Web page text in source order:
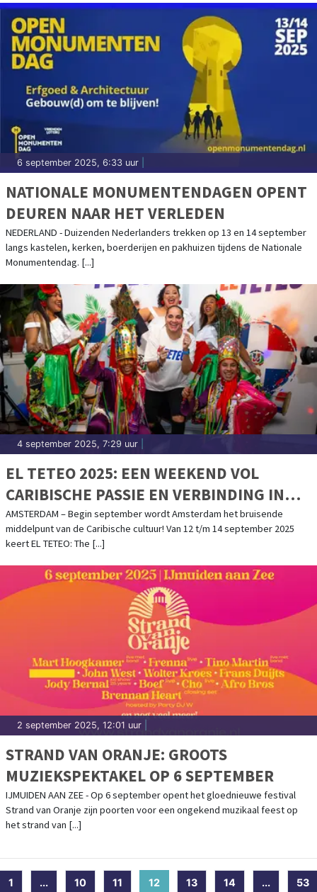
6 september 2025, 6:33 uur
NATIONALE MONUMENTENDAGEN OPENT
DEUREN NAAR HET VERLEDEN
NEDERLAND - Duizenden Nederlanders trekken op 13 en 14 september
langs kastelen, kerken, boerderijen en pakhuizen tijdens de Nationale
Monumentendag. [...]
4 september 2025, 7:29 uur
EL TETEO 2025: EEN WEEKEND VOL
CARIBISCHE PASSIE EN VERBINDING IN
AMSTERDAM – 12 T/M 14 SEPTEMBER
AMSTERDAM – Begin september wordt Amsterdam het bruisende
middelpunt van de Caribische cultuur! Van 12 t/m 14 september 2025
keert EL TETEO: The [...]
2 september 2025, 12:01 uur
STRAND VAN ORANJE: GROOTS
MUZIEKSPEKTAKEL OP 6 SEPTEMBER
IJMUIDEN AAN ZEE - Op 6 september opent het gloednieuwe festival
Strand van Oranje zijn poorten voor een ongekend muzikaal feest op
het strand van [...]
1 ... 10 11 12(current)
13 14 ... 53